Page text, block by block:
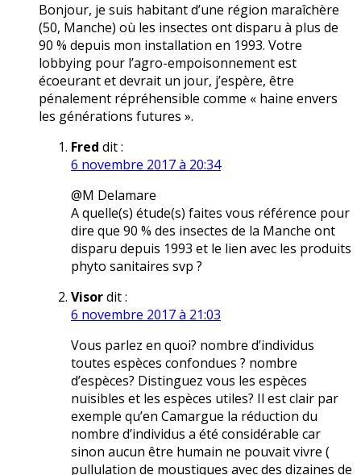
Bonjour, je suis habitant d’une région maraîchère
(50, Manche) où les insectes ont disparu à plus de
90 % depuis mon installation en 1993. Votre
lobbying pour l’agro-empoisonnement est
écoeurant et devrait un jour, j’espère, être
pénalement répréhensible comme « haine envers
les générations futures ».
Fred dit :
6 novembre 2017 à 20:34
@M Delamare
A quelle(s) étude(s) faites vous référence pour
dire que 90 % des insectes de la Manche ont
disparu depuis 1993 et le lien avec les produits
phyto sanitaires svp ?
Visordit :
6 novembre 2017 à 21:03
Vous parlez en quoi? nombre d’individus
toutes espèces confondues ? nombre
d’espèces? Distinguez vous les espèces
nuisibles et les espèces utiles? Il est clair par
exemple qu’en Camargue la réduction du
nombre d’individus a été considérable car
sinon aucun être humain ne pouvait vivre (
pullulation de moustiques avec des dizaines de